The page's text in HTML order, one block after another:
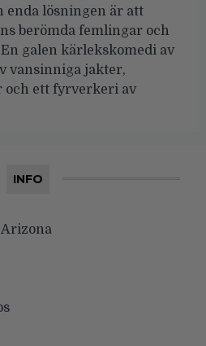
enda lösningen är att
berömda femlingar och
galen kärlekskomedi av
vansinniga jakter,
och ett fyrverkeri av
INFO